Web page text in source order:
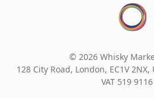
© 2026 Whisky
128 City Road, London, EC1V 2NX,
VAT 519 9116